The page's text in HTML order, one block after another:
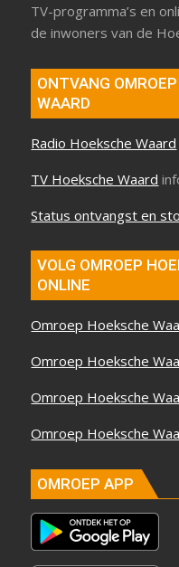
TV-programma’s en
de inwoners van de
ONTVANG
WAARD
Radio Hoeksche Waard
TV Hoeksche Waard
Status ontvangst en
VOLG OMROEP
ONLINE
Omroep Hoeksche
Omroep Hoeksche
Omroep Hoeksche
Omroep Hoeksche
OMROEP APP